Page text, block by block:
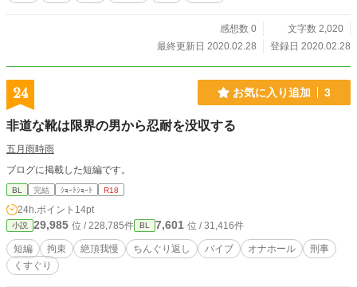
感想数 0
文字数 2,020
最終更新日 2020.02.28
登録日 2020.02.28
24 お気に入り追加 3
非道な靴は限界の男から忍耐を没収する
五月雨時雨
ブログに掲載した短編です。
BL 完結 ｼｮｰﾄｼｮｰﾄ R18
24h.ポイント 14pt
小説 29,985 位 / 228,785件 BL 7,601 位 / 31,416件
短編 拘束 絶頂我慢 ちんぐり返し バイブ オナホール
刑事
くすぐり